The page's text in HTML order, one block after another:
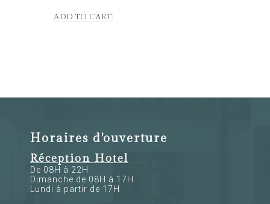
ADD TO CART
Horaires d'ouverture
Réception Hotel
De 08H à 22H
Dimanche de 08H à 17H
Lundi à partir de 17H